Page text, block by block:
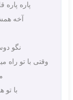
پاره پاره
آخه
نگو
وقتی با تو راه
با